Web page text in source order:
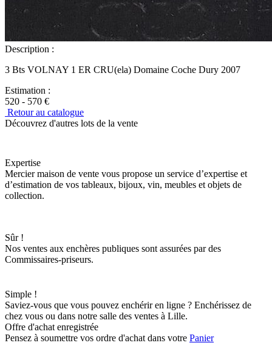
Description :
3 Bts VOLNAY 1 ER CRU(ela) Domaine Coche Dury 2007
Estimation :
520 - 570 €
Retour au catalogue
Découvrez d'autres lots de la vente
Expertise
Mercier maison de vente vous propose un service d’expertise et
d’estimation de vos tableaux, bijoux, vin, meubles et objets de
collection.
Sûr !
Nos ventes aux enchères publiques sont assurées par des
Commissaires-priseurs.
Simple !
Saviez-vous que vous pouvez enchérir en ligne ? Enchérissez de
chez vous ou dans notre salle des ventes à Lille.
Offre d'achat enregistrée
Pensez à soumettre vos ordre d'achat dans votre Panier